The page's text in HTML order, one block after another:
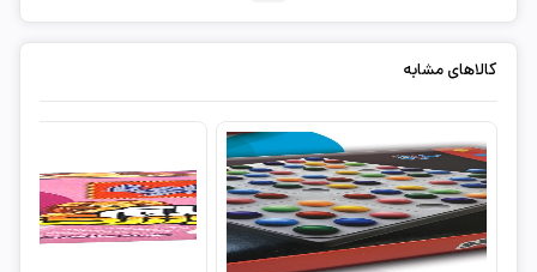
کالاهای مشابه